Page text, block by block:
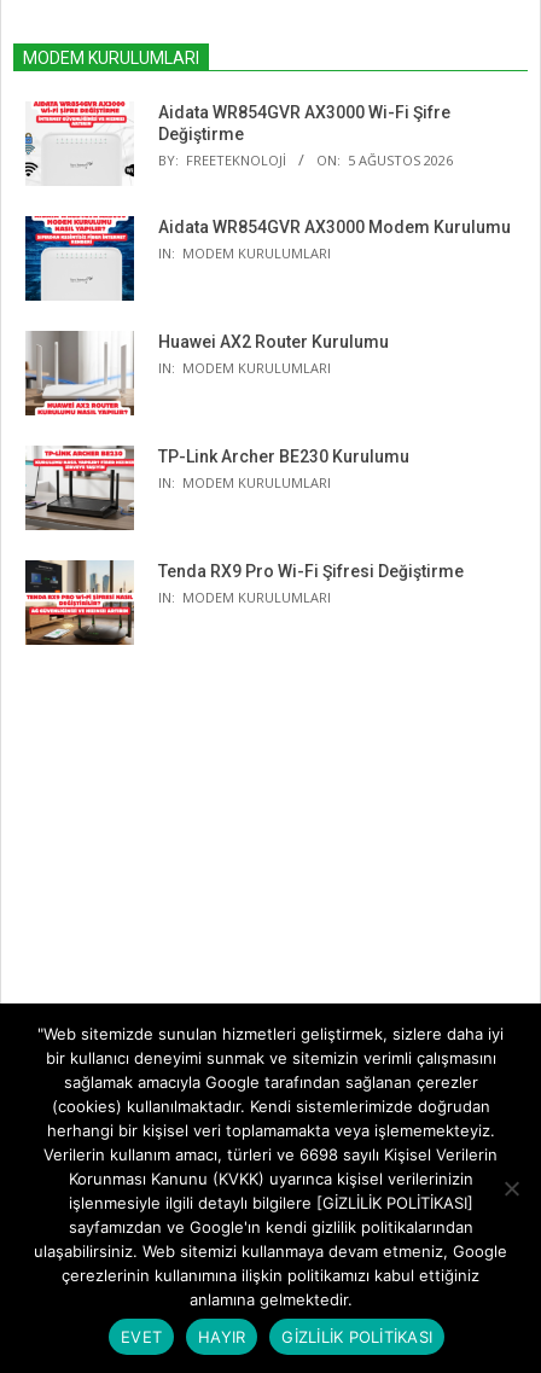
MODEM KURULUMLARI
Aidata WR854GVR AX3000 Wi-Fi Şifre
Değiştirme
BY: FREETEKNOLOJI ON: 5 AĞUSTOS 2026
Aidata WR854GVR AX3000 Modem Kurulumu
IN: MODEM KURULUMLARI
Huawei AX2 Router Kurulumu
IN: MODEM KURULUMLARI
TP-Link Archer BE230 Kurulumu
IN: MODEM KURULUMLARI
Tenda RX9 Pro Wi-Fi Şifresi Değiştirme
IN: MODEM KURULUMLARI
"Web sitemizde sunulan hizmetleri geliştirmek, sizlere daha iyi
bir kullanıcı deneyimi sunmak ve sitemizin verimli çalışmasını
sağlamak amacıyla Google tarafından sağlanan çerezler
(cookies) kullanılmaktadır. Kendi sistemlerimizde doğrudan
herhangi bir kişisel veri toplamamakta veya işlememekteyiz.
Verilerin kullanım amacı, türleri ve 6698 sayılı Kişisel Verilerin
Korunması Kanunu (KVKK) uyarınca kişisel verilerinizin
işlenmesiyle ilgili detaylı bilgilere [GİZLİLİK POLİTİKASI]
sayfamızdan ve Google'ın kendi gizlilik politikalarından
ulaşabilirsiniz. Web sitemizi kullanmaya devam etmeniz, Google
çerezlerinin kullanımına ilişkin politikamızı kabul ettiğiniz
anlamına gelmektedir.
EVET
HAYIR GİZLİLİK POLİTİKASI